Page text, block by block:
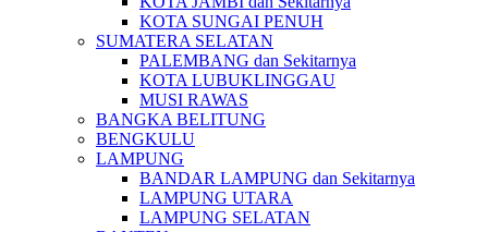
KOTA SUNGAI PENUH
SUMATERA SELATAN
PALEMBANG dan Sekitarnya
KOTA LUBUKLINGGAU
MUSI RAWAS
BANGKA BELITUNG
BENGKULU
LAMPUNG
BANDAR LAMPUNG dan Sekitarnya
LAMPUNG UTARA
LAMPUNG SELATAN